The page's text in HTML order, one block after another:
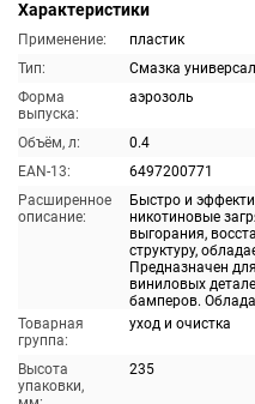
Характеристики
Применение:
пластик
Тип:
Смазка
Форма
выпуска:
аэрозоль
Объём, л:
0.4
EAN-13:
6497200771
Расширенное
описание:
Быстро и
никотиновые
выгорания,
структуру,
Предназначен
виниловых
бамперов.
Товарная
группа:
уход и очистка
Высота
упаковки,
235